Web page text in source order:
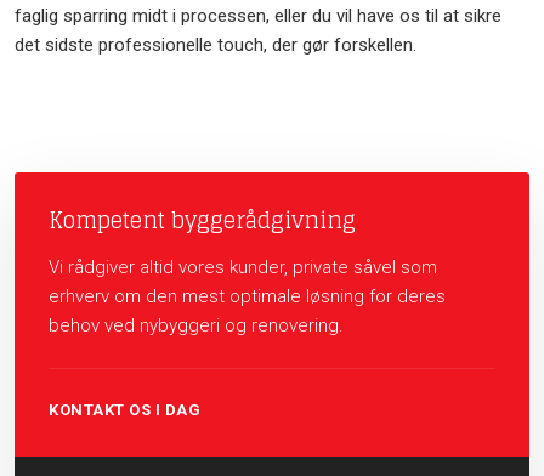
faglig sparring midt i processen, eller du vil have os til at sikre
det sidste professionelle touch, der gør forskellen.
Kompetent byggerådgivning
Vi rådgiver altid vores kunder, private såvel som
erhverv om den mest optimale løsning for deres
behov ved nybyggeri og renovering.
KONTAKT OS I DAG